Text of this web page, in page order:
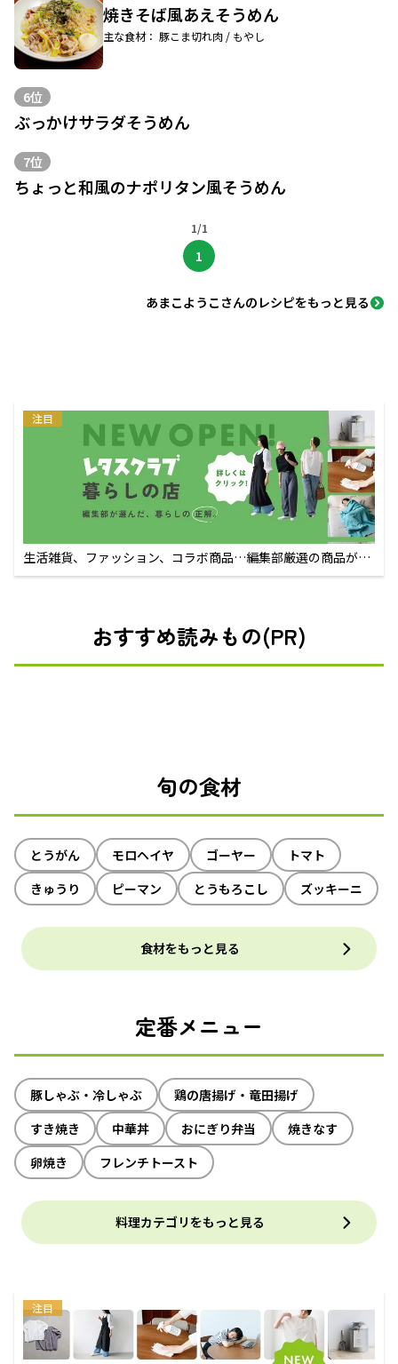
焼きそば風あえそうめん
主な食材： 豚こま切れ肉 / もやし
6位
ぶっかけサラダそうめん
7位
ちょっと和風のナポリタン風そうめん
1/1
1
あまこようこさんのレシピをもっと見る
注目
生活雑貨、ファッション、コラボ商品…編集部厳選の商品が買
えるECサイト
おすすめ読みもの(PR)
旬の食材
とうがん モロヘイヤ ゴーヤー
トマト
きゅうり
ピーマン とうもろこし ズッキーニ
食材をもっと見る
定番メニュー
豚しゃぶ・冷しゃぶ
鶏の唐揚げ・竜田揚げ
すき焼き
中華丼 おにぎり弁当
焼きなす
卵焼き
フレンチトースト
料理カテゴリをもっと見る
注目